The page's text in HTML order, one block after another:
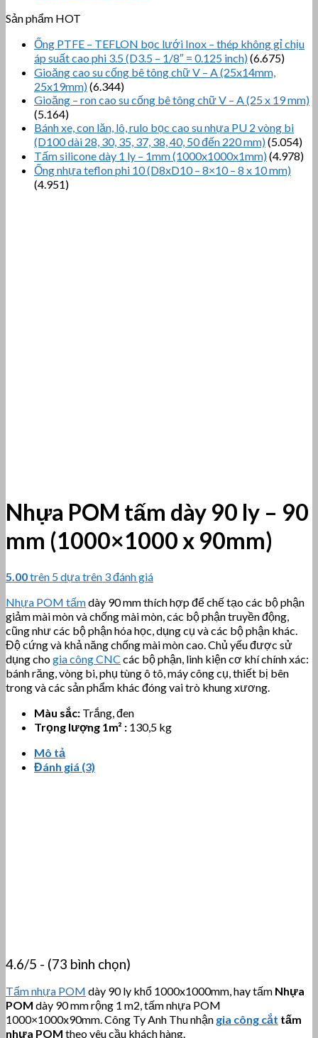
Sản phẩm HOT
Ống PTFE – TEFLON bọc lưới Inox – thép không gỉ chịu
áp suất cao phi 3.5 (D3.5 – 1/8″ = 0.125 inch)(6.675)
Gioăng cao su cống bê tông chữ V – A (25x14mm,
25x19mm)(6.344)
Gioăng – ron cao su cống bê tông chữ V – A (25 x 19 mm)
(5.164)
Bánh xe, con lăn, lô, rulo bọc cao su nhựa PU 2 vòng bi
(D100 dài 28, 30, 35, 37, 38, 40, 50 đến 220 mm)(5.054)
Tấm silicone dày 1 ly – 1mm (1000x1000x1mm)(4.978)
Ống nhựa teflon phi 10 (D8xD10 – 8×10 – 8 x 10 mm)
(4.951)
Nhựa POM tấm dày 90 ly – 90
mm (1000×1000 x 90mm)
5.00trên 5 dựa trên 3đánh giá
Nhựa POM tấmdày 90 mm thích hợp để chế tạo các bộ phận
giảm mài mòn và chống mài mòn, các bộ phận truyền động,
cũng như các bộ phận hóa học, dụng cụ và các bộ phận khác.
Độ cứng và khả năng chống mài mòn cao. Chủ yếu được sử
dụng chogia công CNC các bộ phận, linh kiện cơ khí chính xác:
bánh răng, vòng bi, phụ tùng ô tô, máy công cụ, thiết bị bên
trong và các sản phẩm khác đóng vai trò khung xương.
Màu sắc: Trắng, đen
Trọng lượng 1m² : 130,5 kg
Mô tả
Đánh giá (3)
4.6/5 - (73 bình chọn)
Tấm nhựa POM dày 90 ly khổ 1000x1000mm, hay tấm Nhựa
POM dày 90 mm rộng 1 m2, tấm nhựa POM
1000×1000x90mm. Công Ty Anh Thu nhận gia công cắt tấm
nhựa POM theo yêu cầu khách hàng.